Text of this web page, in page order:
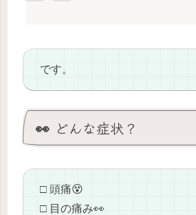
です。
👀 どんな症状？
□ 頭痛😵
□ 目の痛み👀